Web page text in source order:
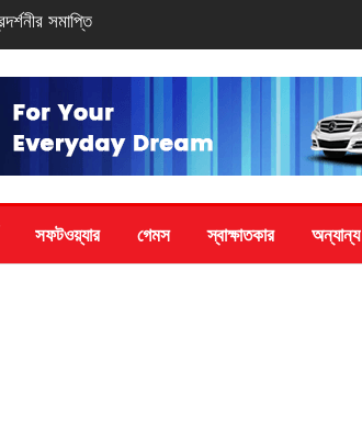
সফটওয়্যার গেমস স্বাক্ষাতকার অন্যান্য